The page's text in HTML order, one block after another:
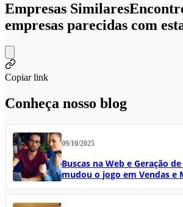
Empresas Similares
empresas parecidas com
Copiar link
Conheça nosso blog
09/10/2025
Buscas na Web e Geração
mudou o jogo em Vendas e